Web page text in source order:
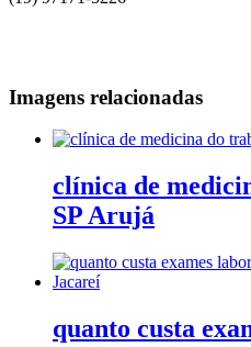
Imagens relacionadas
clínica de
SP Arujá
quanto custa